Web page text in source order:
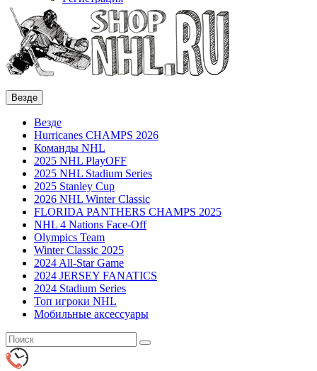
Везде
Везде
Hurricanes CHAMPS 2026
Команды NHL
2025 NHL PlayOFF
2025 NHL Stadium Series
2025 Stanley Cup
2026 NHL Winter Classic
FLORIDA PANTHERS CHAMPS 2025
NHL 4 Nations Face-Off
Olympics Team
Winter Classic 2025
2024 All-Star Game
2024 JERSEY FANATICS
2024 Stadium Series
Топ игроки NHL
Мобильные аксессуары